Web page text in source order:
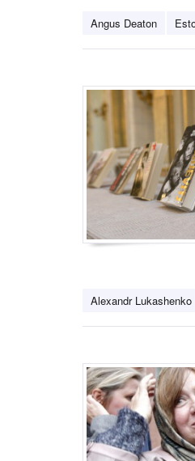
Angus Deaton
Alexandr Lukashenko